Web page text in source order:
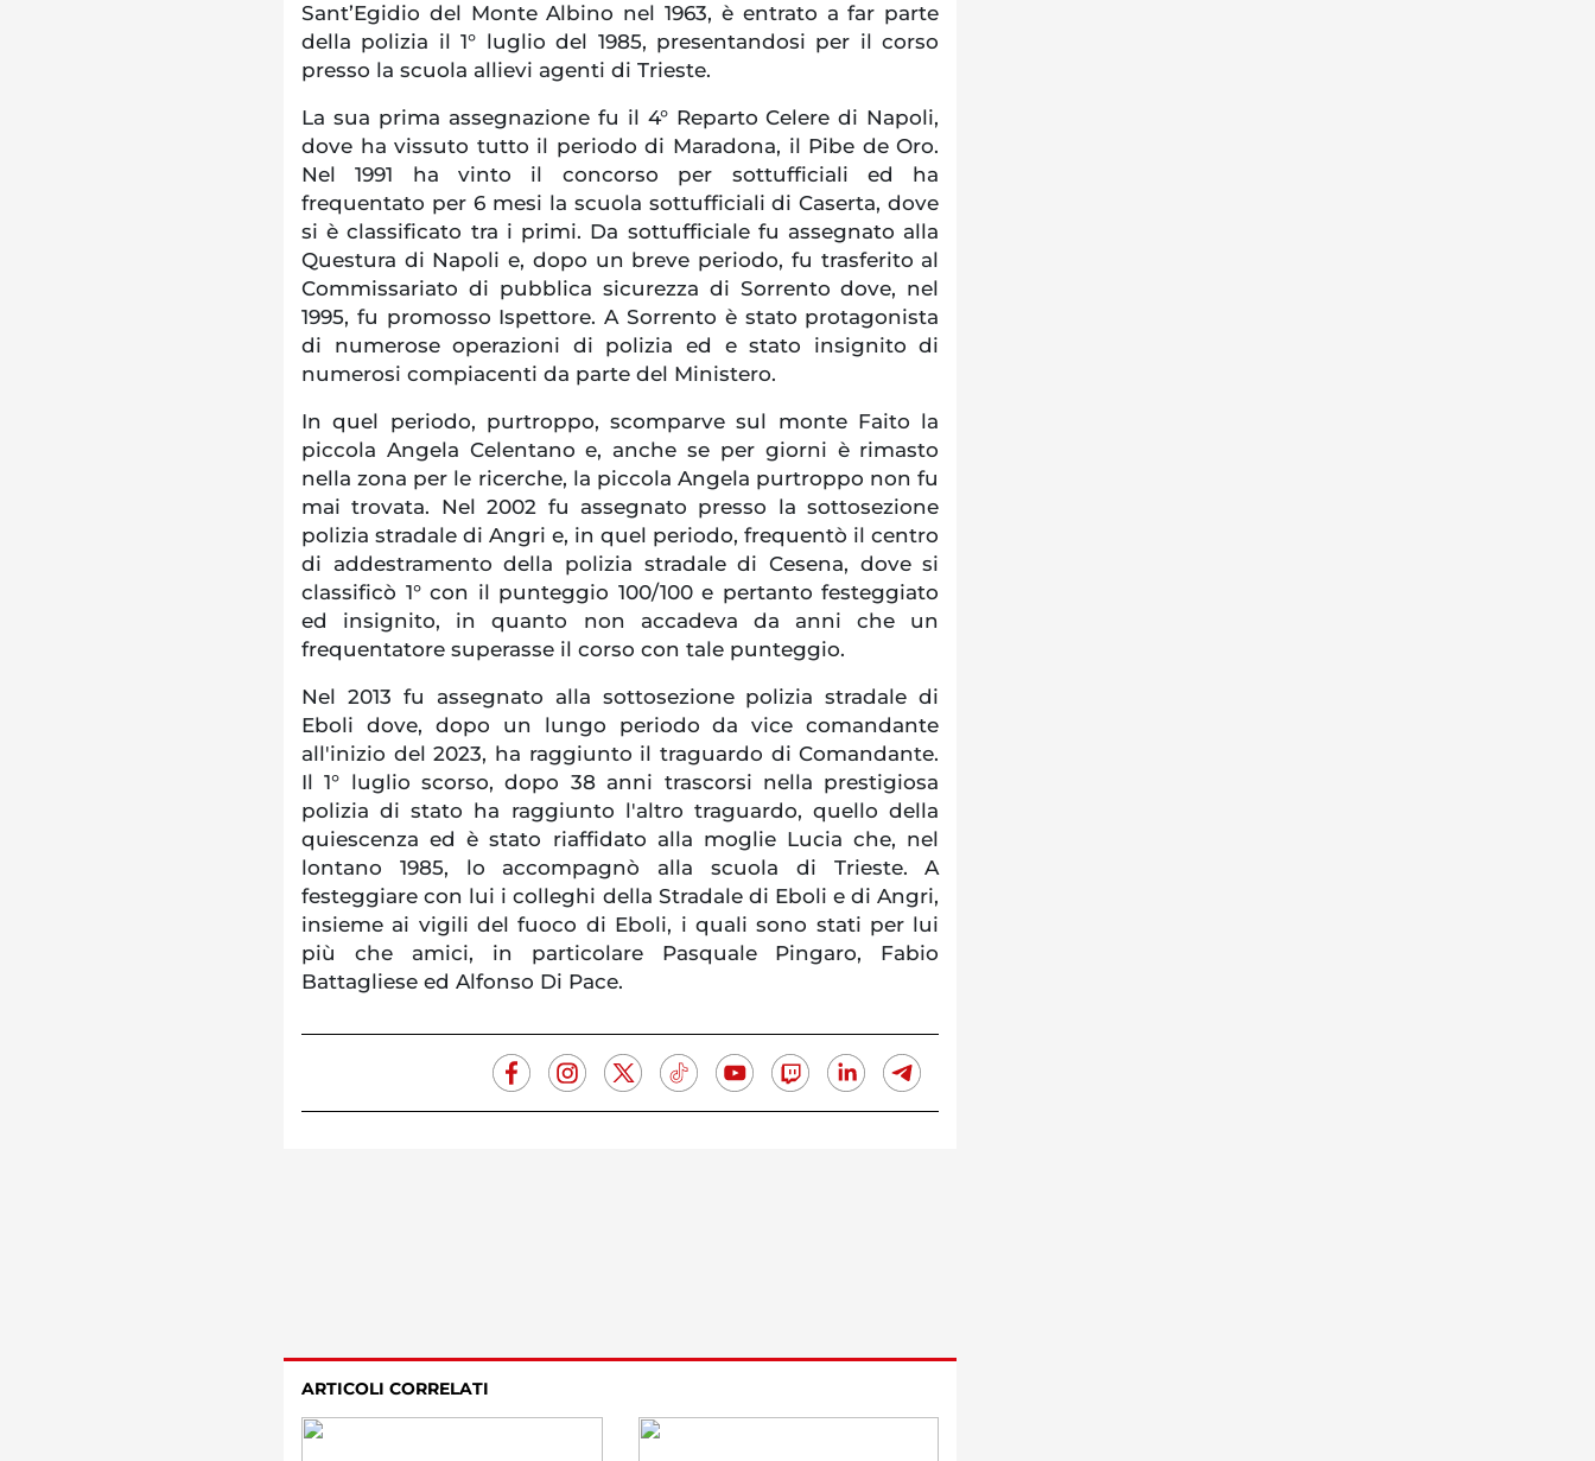
Sant’Egidio del Monte Albino nel 1963, è entrato a far parte
della polizia il 1° luglio del 1985, presentandosi per il corso
presso la scuola allievi agenti di Trieste.
La sua prima assegnazione fu il 4° Reparto Celere di Napoli,
dove ha vissuto tutto il periodo di Maradona, il Pibe de Oro.
Nel 1991 ha vinto il concorso per sottufficiali ed ha
frequentato per 6 mesi la scuola sottufficiali di Caserta, dove
si è classificato tra i primi. Da sottufficiale fu assegnato alla
Questura di Napoli e, dopo un breve periodo, fu trasferito al
Commissariato di pubblica sicurezza di Sorrento dove, nel
1995, fu promosso Ispettore. A Sorrento è stato protagonista
di numerose operazioni di polizia ed e stato insignito di
numerosi compiacenti da parte del Ministero.
In quel periodo, purtroppo, scomparve sul monte Faito la
piccola Angela Celentano e, anche se per giorni è rimasto
nella zona per le ricerche, la piccola Angela purtroppo non fu
mai trovata. Nel 2002 fu assegnato presso la sottosezione
polizia stradale di Angri e, in quel periodo, frequentò il centro
di addestramento della polizia stradale di Cesena, dove si
classificò 1° con il punteggio 100/100 e pertanto festeggiato
ed insignito, in quanto non accadeva da anni che un
frequentatore superasse il corso con tale punteggio.
Nel 2013 fu assegnato alla sottosezione polizia stradale di
Eboli dove, dopo un lungo periodo da vice comandante
all'inizio del 2023, ha raggiunto il traguardo di Comandante.
Il 1° luglio scorso, dopo 38 anni trascorsi nella prestigiosa
polizia di stato ha raggiunto l'altro traguardo, quello della
quiescenza ed è stato riaffidato alla moglie Lucia che, nel
lontano 1985, lo accompagnò alla scuola di Trieste. A
festeggiare con lui i colleghi della Stradale di Eboli e di Angri,
insieme ai vigili del fuoco di Eboli, i quali sono stati per lui
più che amici, in particolare Pasquale Pingaro, Fabio
Battagliese ed Alfonso Di Pace.
ARTICOLI CORRELATI